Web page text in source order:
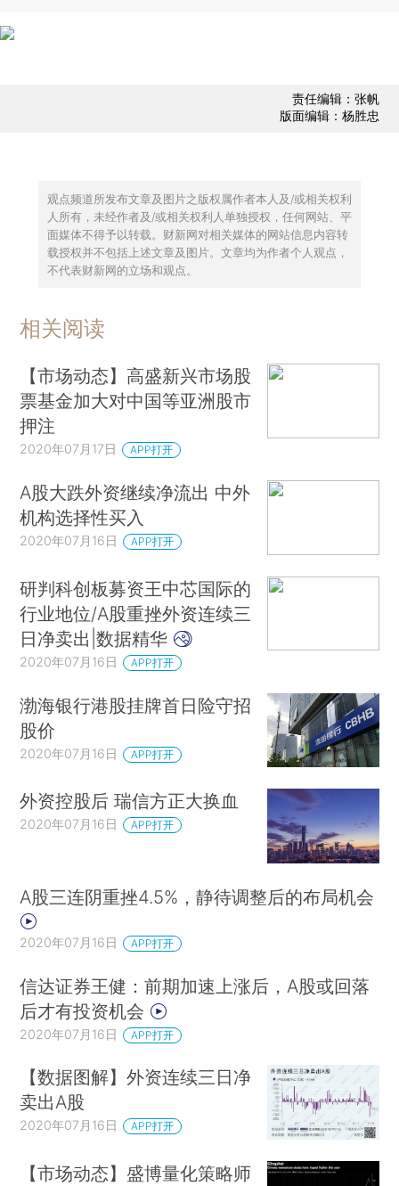
责任编辑：张帆
版面编辑：杨胜忠
观点频道所发布文章及图片之版权属作者本人及/或相关权利
人所有，未经作者及/或相关权利人单独授权，任何网站、平
面媒体不得予以转载。财新网对相关媒体的网站信息内容转
载授权并不包括上述文章及图片。文章均为作者个人观点，
不代表财新网的立场和观点。
相关阅读
【市场动态】高盛新兴市场股
票基金加大对中国等亚洲股市
押注
2020年07月17日 APP打开
A股大跌外资继续净流出 中外
机构选择性买入
2020年07月16日 APP打开
研判科创板募资王中芯国际的
行业地位/A股重挫外资连续三
日净卖出|数据精华
2020年07月16日 APP打开
渤海银行港股挂牌首日险守招
股价
2020年07月16日 APP打开
外资控股后 瑞信方正大换血
2020年07月16日 APP打开
A股三连阴重挫4.5%，静待调整后的布局机会
2020年07月16日 APP打开
信达证券王健：前期加速上涨后，A股或回落
后才有投资机会
2020年07月16日 APP打开
【数据图解】外资连续三日净
卖出A股
2020年07月16日 APP打开
【市场动态】盛博量化策略师